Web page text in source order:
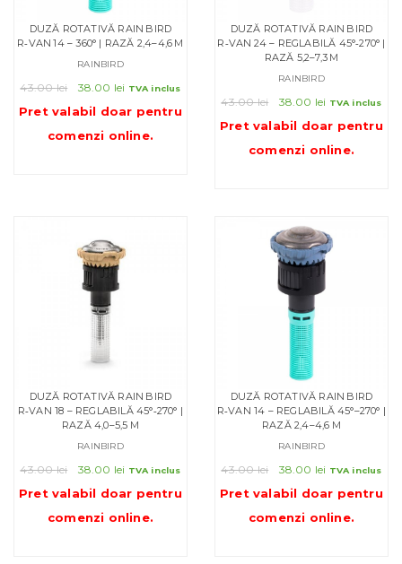
DUZĂ ROTATIVĂ RAIN BIRD
R‑VAN 14 – 360° | RAZĂ 2,4–4,6 M
RAINBIRD
43.00lei
Prețul
a
fost:
38.00 lei Prețul
este:
38.00 lei.
TVA inclus
Pret valabil doar pentru
comenzi online.
DUZĂ ROTATIVĂ RAIN BIRD
R‑VAN 24 – REGLABILĂ 45°‑270° |
RAZĂ 5,2–7,3 M
RAINBIRD
43.00lei
Prețul
a
fost:
38.00 lei Prețul
este:
38.00 lei.
TVA inclus
Pret valabil doar pentru
comenzi online.
DUZĂ ROTATIVĂ RAIN BIRD
R‑VAN 18 – REGLABILĂ 45°‑270° |
RAZĂ 4,0–5,5 M
RAINBIRD
43.00lei
Prețul
a
fost:
38.00 lei Prețul
este:
38.00 lei.
TVA inclus
Pret valabil doar pentru
comenzi online.
DUZĂ ROTATIVĂ RAIN BIRD
R‑VAN 14 – REGLABILĂ 45°–270° |
RAZĂ 2,4–4,6 M
RAINBIRD
43.00lei
Prețul
a
fost:
38.00 lei Prețul
este:
38.00 lei.
TVA inclus
Pret valabil doar pentru
comenzi online.